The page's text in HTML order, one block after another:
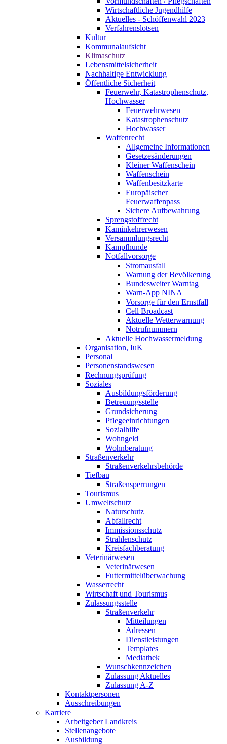
Wirtschaftliche Jugendhilfe
Aktuelles - Schöffenwahl 2023
Verfahrenslotsen
Kultur
Kommunalaufsicht
Klimaschutz
Lebensmittelsicherheit
Nachhaltige Entwicklung
Öffentliche Sicherheit
Feuerwehr, Katastrophenschutz,
Hochwasser
Feuerwehrwesen
Katastrophenschutz
Hochwasser
Waffenrecht
Allgemeine Informationen
Gesetzesänderungen
Kleiner Waffenschein
Waffenschein
Waffenbesitzkarte
Europäischer
Feuerwaffenpass
Sichere Aufbewahrung
Sprengstoffrecht
Kaminkehrerwesen
Versammlungsrecht
Kampfhunde
Notfallvorsorge
Stromausfall
Warnung der Bevölkerung
Bundesweiter Warntag
Warn-App NINA
Vorsorge für den Ernstfall
Cell Broadcast
Aktuelle Wetterwarnung
Notrufnummern
Aktuelle Hochwassermeldung
Organisation, IuK
Personal
Personenstandswesen
Rechnungsprüfung
Soziales
Ausbildungsförderung
Betreuungsstelle
Grundsicherung
Pflegeeinrichtungen
Sozialhilfe
Wohngeld
Wohnberatung
Straßenverkehr
Straßenverkehrsbehörde
Tiefbau
Straßensperrungen
Tourismus
Umweltschutz
Naturschutz
Abfallrecht
Immissionsschutz
Strahlenschutz
Kreisfachberatung
Veterinärwesen
Veterinärwesen
Futtermittelüberwachung
Wasserrecht
Wirtschaft und Tourismus
Zulassungsstelle
Straßenverkehr
Mitteilungen
Adressen
Dienstleistungen
Templates
Mediathek
Wunschkennzeichen
Zulassung Aktuelles
Zulassung A-Z
Kontaktpersonen
Ausschreibungen
Karriere
Arbeitgeber Landkreis
Stellenangebote
Ausbildung